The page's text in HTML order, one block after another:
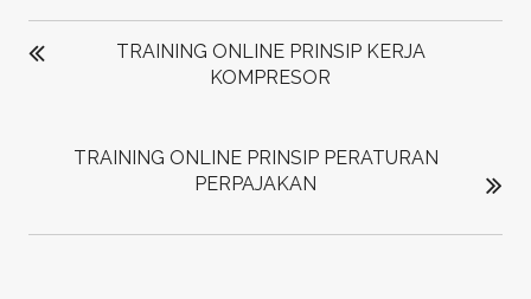
POST
NAVIGATIONTRAINING ONLINE PRINSIP KERJA
KOMPRESOR
TRAINING ONLINE PRINSIP PERATURAN
PERPAJAKAN